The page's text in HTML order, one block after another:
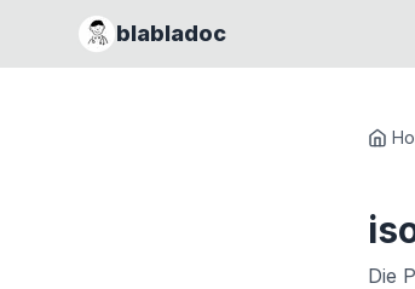
blabladoc
Die